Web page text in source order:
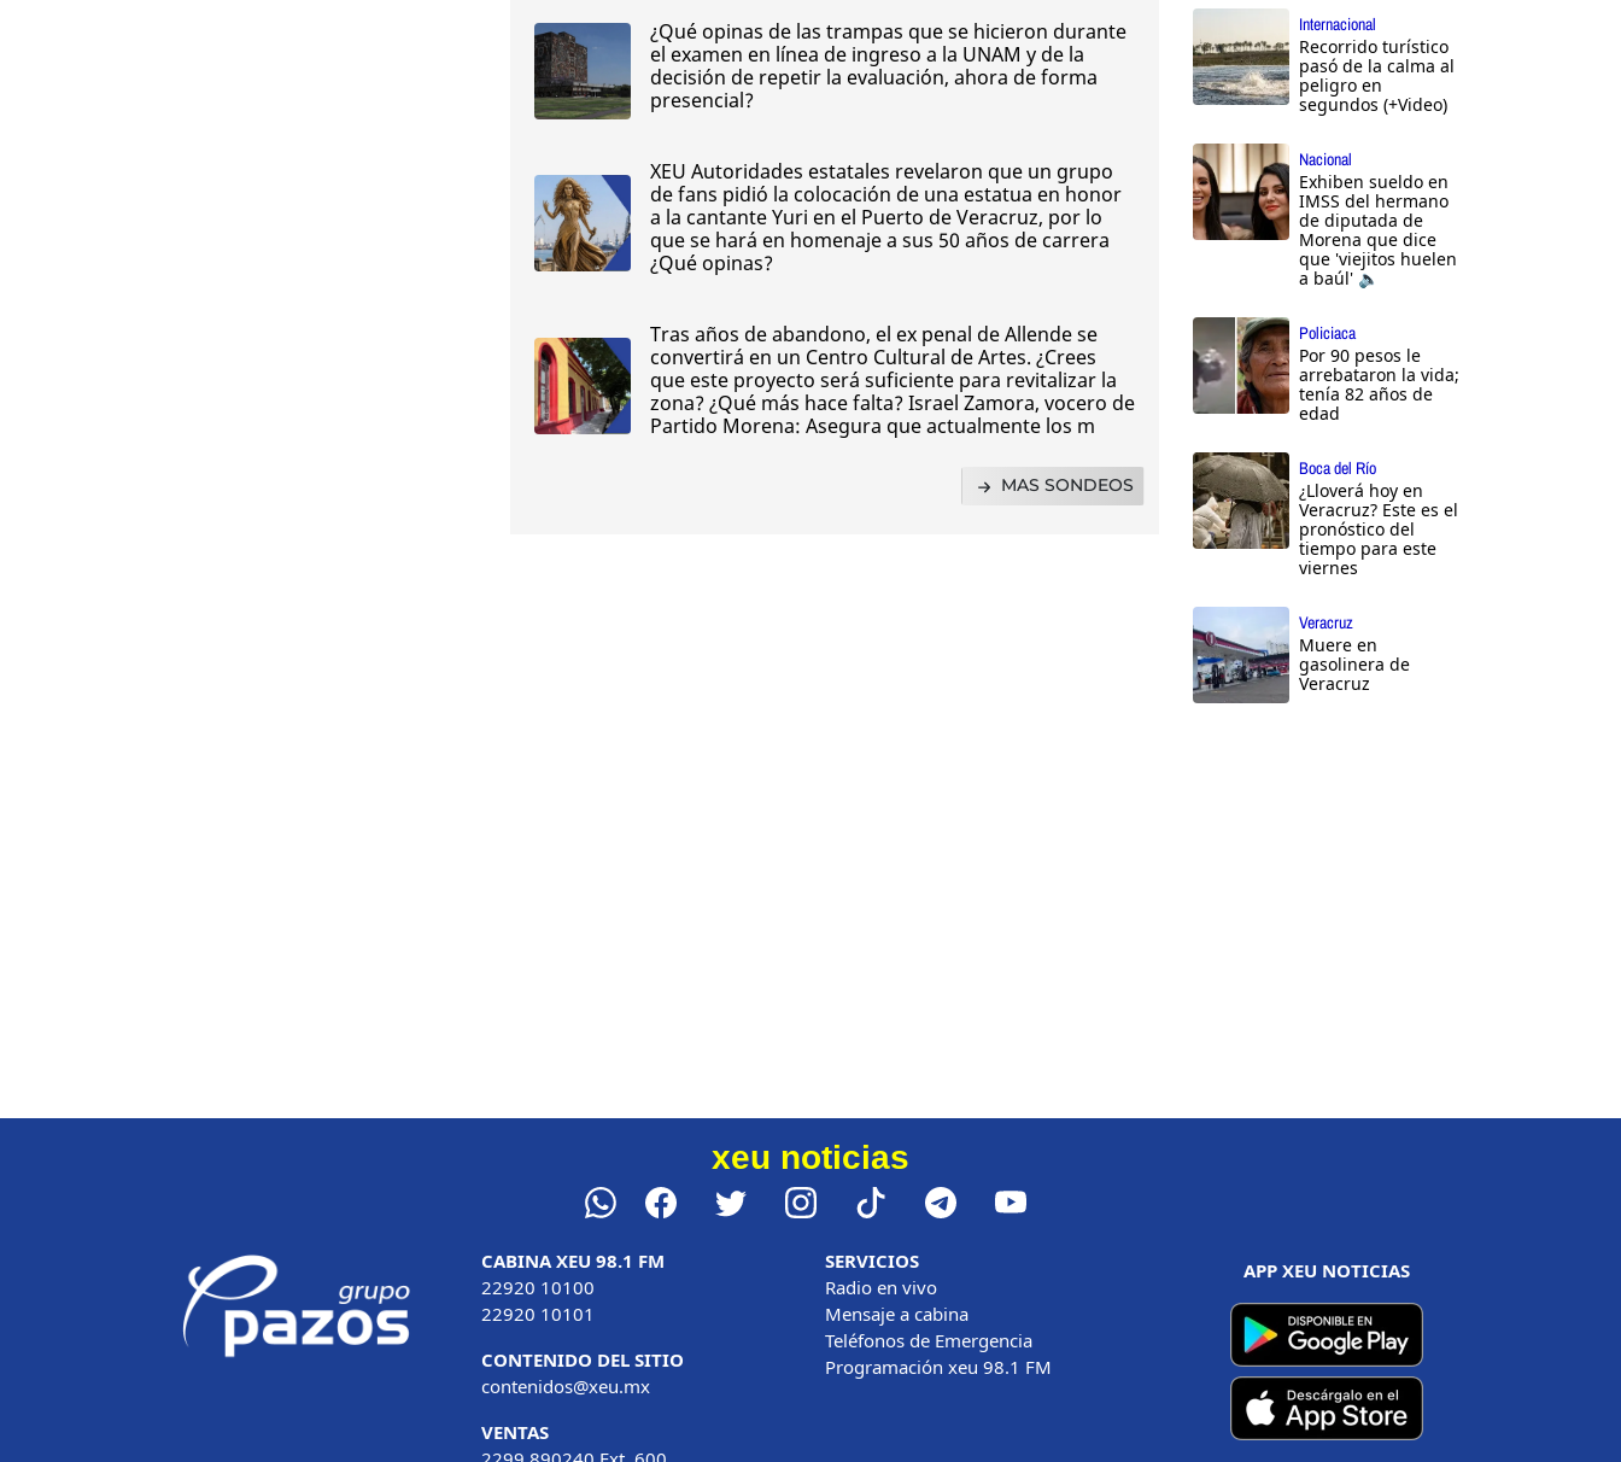
¿Qué opinas de las trampas que se hicieron durante
el examen en línea de ingreso a la UNAM y de la
decisión de repetir la evaluación, ahora de forma
presencial?
XEU Autoridades estatales revelaron que un grupo
de fans pidió la colocación de una estatua en honor
a la cantante Yuri en el Puerto de Veracruz, por lo
que se hará en homenaje a sus 50 años de carrera
¿Qué opinas?
Tras años de abandono, el ex penal de Allende se
convertirá en un Centro Cultural de Artes. ¿Crees
que este proyecto será suficiente para revitalizar la
zona? ¿Qué más hace falta? Israel Zamora, vocero de
Partido Morena: Asegura que actualmente los m
MAS SONDEOS
Internacional
Recorrido turístico
pasó de la calma al
peligro en
segundos (+Video)
Nacional
Exhiben sueldo en
IMSS del hermano
de diputada de
Morena que dice
que 'viejitos huelen
a baúl' 🔈
Policiaca
Por 90 pesos le
arrebataron la vida;
tenía 82 años de
edad
Boca del Río
¿Lloverá hoy en
Veracruz? Este es el
pronóstico del
tiempo para este
viernes
Veracruz
Muere en
gasolinera de
Veracruz
xeu noticias
CABINA XEU 98.1 FM
22920 10100
22920 10101
CONTENIDO DEL SITIO
contenidos@xeu.mx
VENTAS
SERVICIOS
Radio en vivo
Mensaje a cabina
Teléfonos de Emergencia
Programación xeu 98.1 FM
APP XEU NOTICIAS